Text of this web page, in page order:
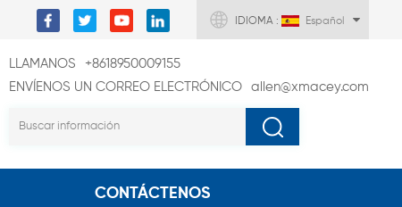
IDIOMA : Español
LLAMANOS
+8618950009155
ENVÍENOS UN CORREO ELECTRÓNICO
allen@xmacey.com
CONTÁCTENOS